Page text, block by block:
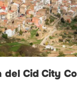
del Cid City